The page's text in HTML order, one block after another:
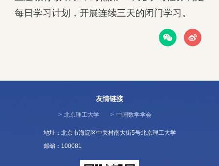
每日学习计划，开展连续三天的闭门学习。
友情链接
> 北京理工大学 > 中国数学学会
地址：北京市海淀区中关村南大街5号北京理工大学
邮编：100081